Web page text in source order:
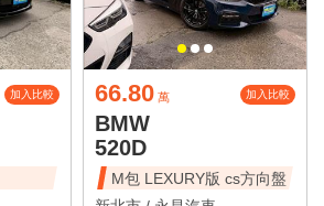
加入比較 66.80 萬 加入比較
BMW
520D
M包 LEXURY版 cs方向盤